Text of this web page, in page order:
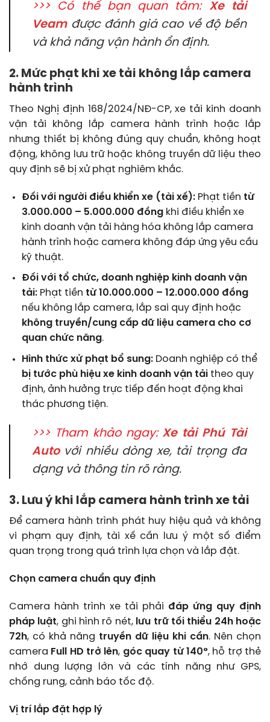
>>> Có thể bạn quan tâm:
Xe tải
Veamđược đánh giá cao về độ bền
và khả năng vận hành ổn định.
2. Mức phạt khi xe tải không lắp camera
hành trình
Theo Nghị định 168/2024/NĐ-CP, xe tải kinh doanh
vận tải không lắp camera hành trình hoặc lắp
nhưng thiết bị không đúng quy chuẩn, không hoạt
động, không lưu trữ hoặc không truyền dữ liệu theo
quy định sẽ bị xử phạt nghiêm khắc.
Đối với người điều khiển xe (tài xế): Phạt tiền từ
3.000.000 – 5.000.000 đồngkhi điều khiển xe
kinh doanh vận tải hàng hóa không lắp camera
hành trình hoặc camera không đáp ứng yêu cầu
kỹ thuật.
Đối với tổ chức, doanh nghiệp kinh doanh vận
tải: Phạt tiền từ 10.000.000 – 12.000.000 đồng
nếu không lắp camera, lắp sai quy định hoặc
không truyền/cung cấp dữ liệu camera cho cơ
quan chức năng.
Hình thức xử phạt bổ sung:Doanh nghiệp có thể
bị tước phù hiệu xe kinh doanh vận tảitheo quy
định, ảnh hưởng trực tiếp đến hoạt động khai
thác phương tiện.
>>> Tham khảo ngay:Xe tải Phú Tài
Autovới nhiều dòng xe, tải trọng đa
dạng và thông tin rõ ràng.
3. Lưu ý khi lắp camera hành trình xe tải
Để camera hành trình phát huy hiệu quả và không
vi phạm quy định, tài xế cần lưu ý một số điểm
quan trọng trong quá trình lựa chọn và lắp đặt.
Chọn camera chuẩn quy định
Camera hành trình xe tải phải đáp ứng quy định
pháp luật, ghi hình rõ nét, lưu trữ tối thiểu 24h hoặc
72h, có khả năng truyền dữ liệu khi cần. Nên chọn
camera Full HD trở lên, góc quay từ 140°, hỗ trợ thẻ
nhớ dung lượng lớn và các tính năng như GPS,
chống rung, cảnh báo tốc độ.
Vị trí lắp đặt hợp lý